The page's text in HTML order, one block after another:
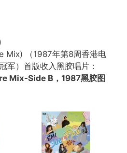
Mix) （1987年第8周香港电
军）首版收入黑胶唱片：
Mix-Side B，1987黑胶图